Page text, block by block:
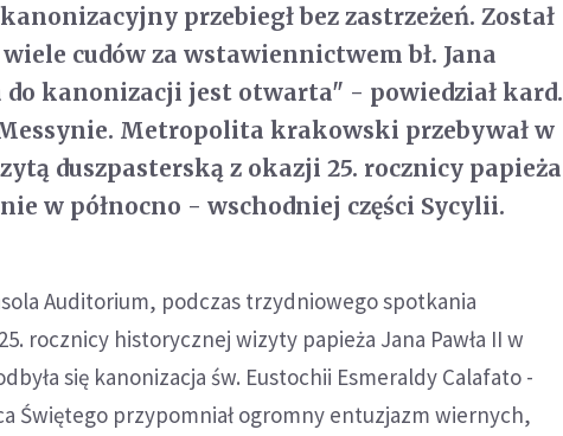
przebiegł bez zastrzeżeń. Został
cudów za wstawiennictwem bł. Jana
do kanonizacji jest otwarta" - powiedział kard.
Metropolita krakowski przebywał w
duszpasterską z okazji 25. rocznicy papieża
w północno - wschodniej części Sycylii.
Auditorium, podczas trzydniowego spotkania
rocznicy historycznej wizyty papieża Jana Pawła II w
się kanonizacja św. Eustochii Esmeraldy Calafato -
Świętego przypomniał ogromny entuzjazm wiernych,